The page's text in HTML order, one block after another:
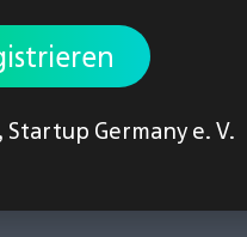
Startup Germany e. V.